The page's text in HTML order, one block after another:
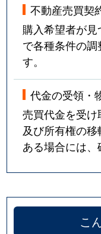
不動産売買契
購入希望者が
で各種条件の
す。
代金の受領・
売買代金を受
及び所有権の
ある場合には、
こ